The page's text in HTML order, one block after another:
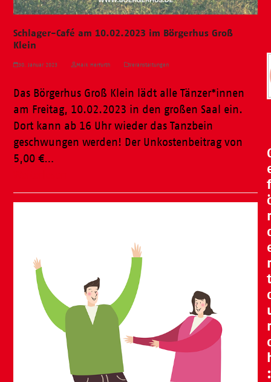
Schlager-Café am 10.02.2023 im Börgerhus Groß
Klein
30. Januar 2023 Maik Herfurth Veranstaltungen
Das Börgerhus Groß Klein lädt alle Tänzer*innen
am Freitag, 10.02.2023 in den großen Saal ein.
Dort kann ab 16 Uhr wieder das Tanzbein
geschwungen werden! Der Unkostenbeitrag von
5,00 €…
f
r
r
t
r
: